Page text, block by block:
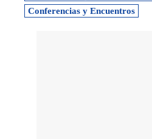
Conferencias y Encuentros